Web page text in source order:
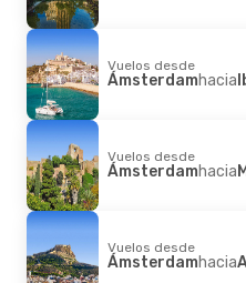
Vuelos desde
Ámsterdamhacia
Vuelos desde
Ámsterdamhacia
Vuelos desde
Ámsterdamhacia